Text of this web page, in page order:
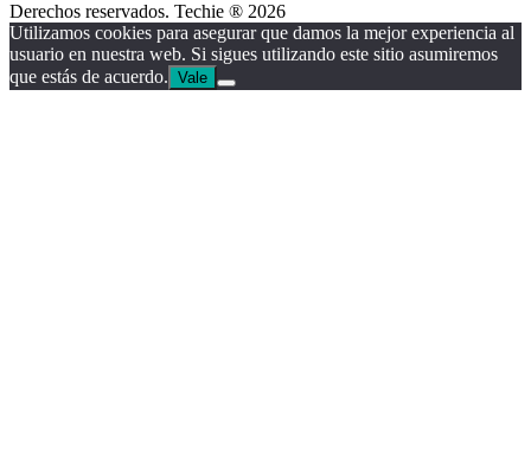
Derechos reservados. Techie ® 2026
Utilizamos cookies para asegurar que damos la mejor experiencia al
usuario en nuestra web. Si sigues utilizando este sitio asumiremos
que estás de acuerdo. Vale